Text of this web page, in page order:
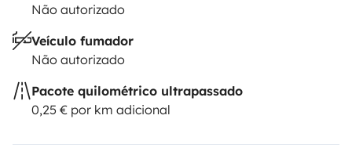
Não autorizado
Veículo fumador
Não autorizado
Pacote quilométrico ultrapassado
0,25 € por km adicional